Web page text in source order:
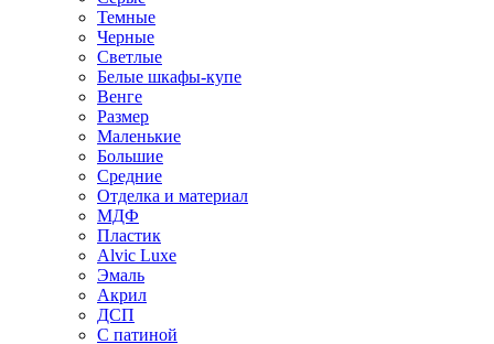
Темные
Черные
Светлые
Белые шкафы-купе
Венге
Размер
Маленькие
Большие
Средние
Отделка и материал
МДФ
Пластик
Alvic Luxe
Эмаль
Акрил
ДСП
С патиной